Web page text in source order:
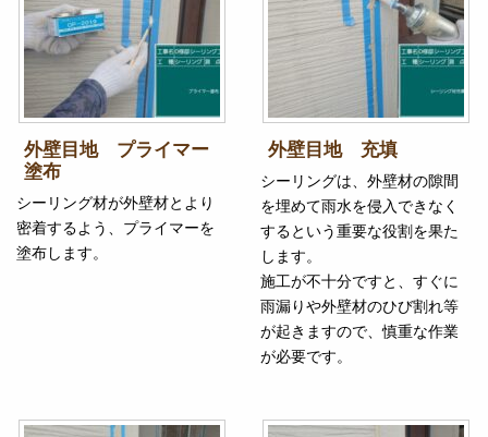
外壁目地 プライマー
塗布
シーリング材が外壁材とより
密着するよう、プライマーを
塗布します。
外壁目地 充填
シーリングは、外壁材の隙間
を埋めて雨水を侵入できなく
するという重要な役割を果た
します。
施工が不十分ですと、すぐに
雨漏りや外壁材のひび割れ等
が起きますので、慎重な作業
が必要です。